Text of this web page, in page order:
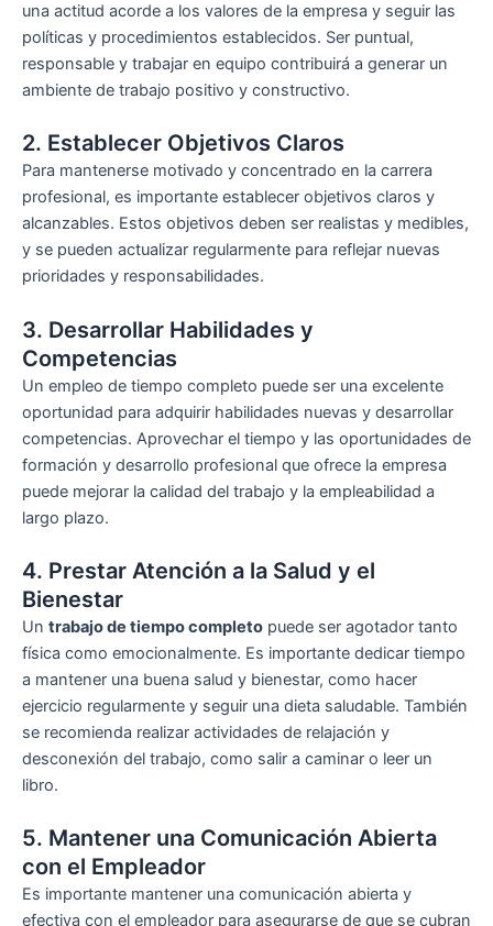
una actitud acorde a los valores de la empresa y seguir las
políticas y procedimientos establecidos. Ser puntual,
responsable y trabajar en equipo contribuirá a generar un
ambiente de trabajo positivo y constructivo.
2. Establecer Objetivos Claros
Para mantenerse motivado y concentrado en la carrera
profesional, es importante establecer objetivos claros y
alcanzables. Estos objetivos deben ser realistas y medibles,
y se pueden actualizar regularmente para reflejar nuevas
prioridades y responsabilidades.
3. Desarrollar Habilidades y
Competencias
Un empleo de tiempo completo puede ser una excelente
oportunidad para adquirir habilidades nuevas y desarrollar
competencias. Aprovechar el tiempo y las oportunidades de
formación y desarrollo profesional que ofrece la empresa
puede mejorar la calidad del trabajo y la empleabilidad a
largo plazo.
4. Prestar Atención a la Salud y el
Bienestar
Un trabajo de tiempo completo puede ser agotador tanto
física como emocionalmente. Es importante dedicar tiempo
a mantener una buena salud y bienestar, como hacer
ejercicio regularmente y seguir una dieta saludable. También
se recomienda realizar actividades de relajación y
desconexión del trabajo, como salir a caminar o leer un
libro.
5. Mantener una Comunicación Abierta
con el Empleador
Es importante mantener una comunicación abierta y
efectiva con el empleador para asegurarse de que se cubran